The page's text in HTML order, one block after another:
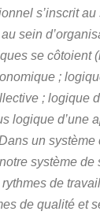
s’inscrit au
sein
se côtoient
;
; logique
logique d’une
un système
système de
de
de qualité et